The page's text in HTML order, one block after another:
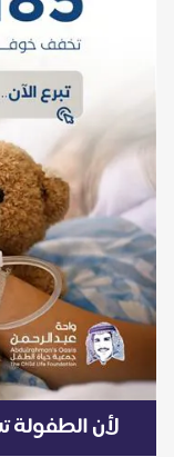
لأن الطفولة